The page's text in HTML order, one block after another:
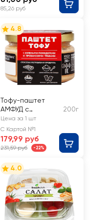
85,26 руб
4.8
Тофу-паштет
АМФУД с
вялеными
помидорами и
прованскими
травами
200г
Цена за 1 шт
С Картой №1
179,99 руб
231,59 руб -22%
4.0